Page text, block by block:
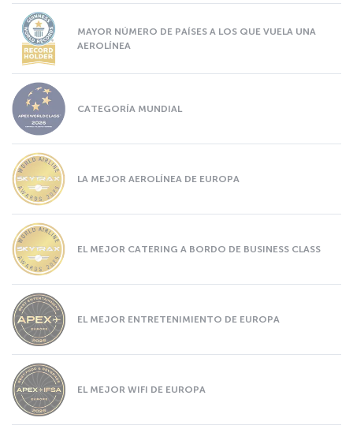
MAYOR NÚMERO DE PAÍSES A LOS QUE VUELA UNA
AEROLÍNEA
CATEGORÍA MUNDIAL
LA MEJOR AEROLÍNEA DE EUROPA
EL MEJOR CATERING A BORDO DE BUSINESS CLASS
EL MEJOR ENTRETENIMIENTO DE EUROPA
EL MEJOR WIFI DE EUROPA